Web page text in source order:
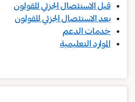
قبل الاستئصال الجزئي للقولون
بعد الاستئصال الجزئي للقولون
خدمات الدعم
الموارد التعليمية